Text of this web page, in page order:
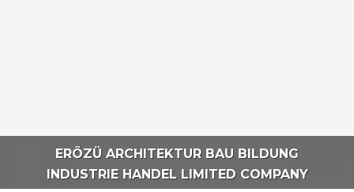
ERÖZÜ ARCHITEKTUR BAU BILDUNG
INDUSTRIE HANDEL LIMITED COMPANY